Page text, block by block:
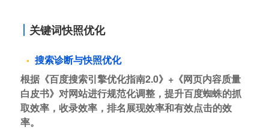
关键词快照优化
搜索诊断与快照优化
根据《百度搜索引擎优化指南2.0》+《网页内容质量
白皮书》对网站进行规范化调整，提升百度蜘蛛的抓
取效率，收录效率，排名展现效率和有效点击的效
率。